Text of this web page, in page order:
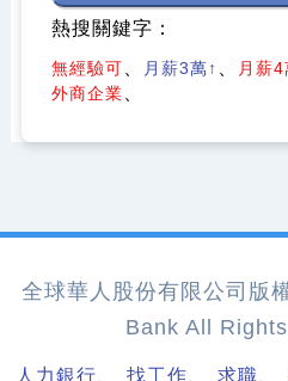
熱搜關鍵字：
無經驗可 月薪3萬↑ 月薪4
外商企業
全球華人股份有限公司版
Bank All
人力銀行、 找工作、 求職、